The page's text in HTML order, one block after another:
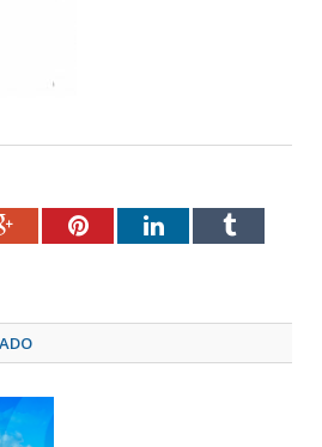
Google+PinterestLinkedInTumblr